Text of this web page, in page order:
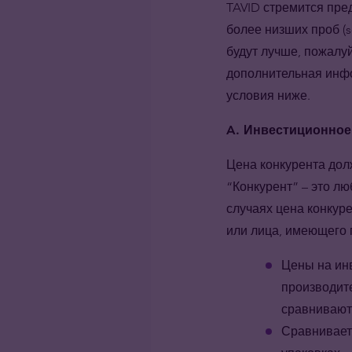
TAVID стремится
более низших проб
будут лучше,
дополнительная
условия ниже.
A. Инвестиционное
Цена конкурента
“Конкурент” – это
случаях цена
или лица, имеющего
Цены на